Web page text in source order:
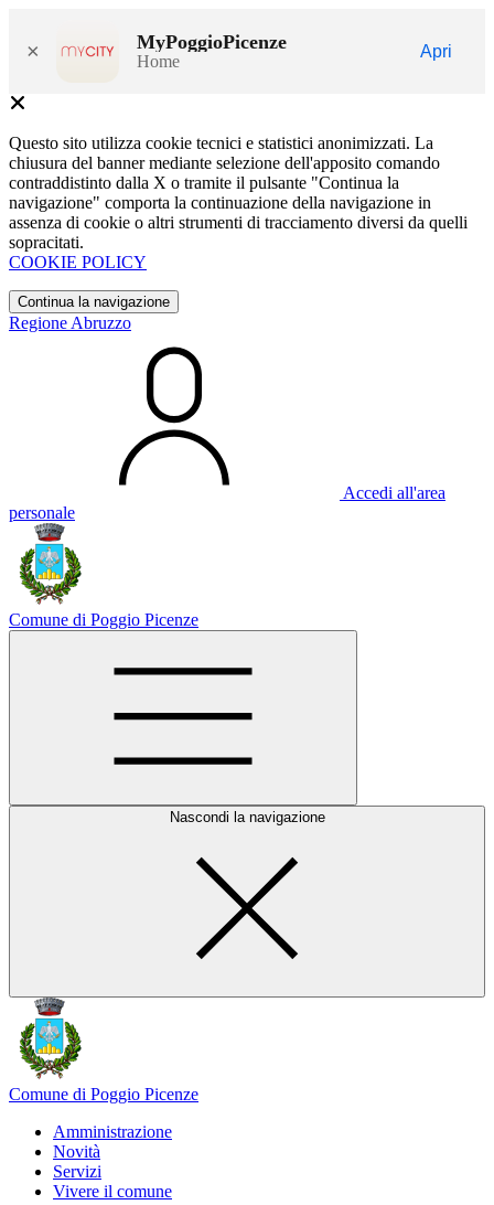
× MyPoggioPicenze
Home
Apri
Questo sito utilizza cookie tecnici e statistici anonimizzati. La
chiusura del banner mediante selezione dell'apposito comando
contraddistinto dalla X o tramite il pulsante "Continua la
navigazione" comporta la continuazione della navigazione in
assenza di cookie o altri strumenti di tracciamento diversi da quelli
sopracitati.
COOKIE POLICY
Continua la navigazione
Regione Abruzzo
Accedi all'area
personale
Comune di Poggio Picenze
Nascondi la navigazione
Comune di Poggio Picenze
Amministrazione
Novità
Servizi
Vivere il comune